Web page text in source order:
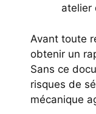
atelier
Avant toute
obtenir un
Sans ce
risques de
mécanique